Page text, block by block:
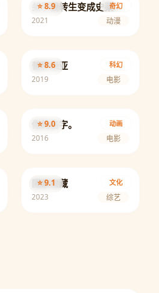
⭐ 8.9 奇幻
关于我转生变成史莱姆这档事
2021 动漫
⭐ 8.6 科幻
普罗米亚
2019 电影
⭐ 9.0 动画
你的名字。
2016 电影
⭐ 9.1 文化
国家宝藏
2023 综艺